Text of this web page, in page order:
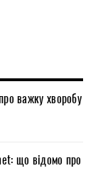
важку хворобу
що відомо про